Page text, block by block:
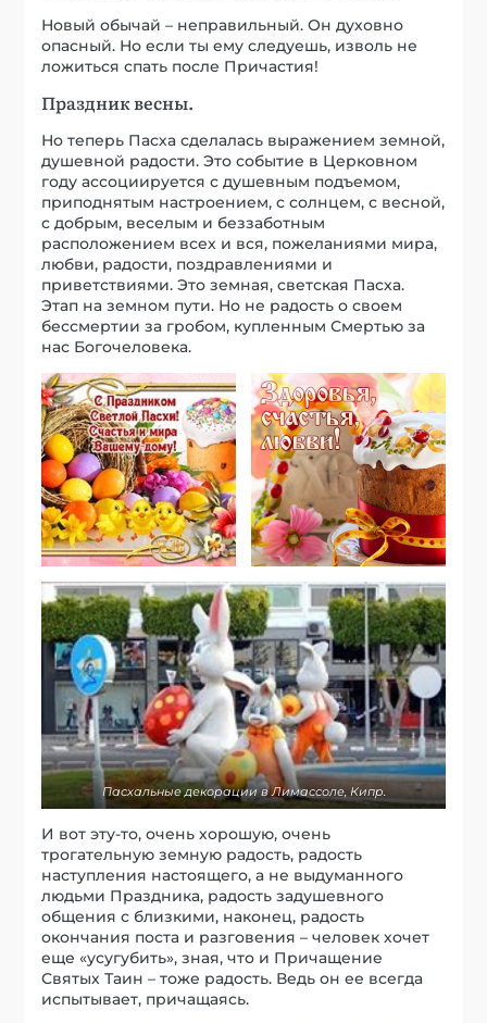
Новый обычай – неправильный. Он духовно
опасный. Но если ты ему следуешь, изволь не
ложиться спать после Причастия!
Праздник весны.
Но теперь Пасха сделалась выражением земной,
душевной радости. Это событие в Церковном
году ассоциируется с душевным подъемом,
приподнятым настроением, с солнцем, с весной,
с добрым, веселым и беззаботным
расположением всех и вся, пожеланиями мира,
любви, радости, поздравлениями и
приветствиями. Это земная, светская Пасха.
Этап на земном пути. Но не радость о своем
бессмертии за гробом, купленным Смертью за
нас Богочеловека.
Пасхальные декорации в Лимассоле, Кипр.
И вот эту-то, очень хорошую, очень
трогательную земную радость, радость
наступления настоящего, а не выдуманного
людьми Праздника, радость задушевного
общения с близкими, наконец, радость
окончания поста и разговения – человек хочет
еще «усугубить», зная, что и Причащение
Святых Таин – тоже радость. Ведь он ее всегда
испытывает, причащаясь.